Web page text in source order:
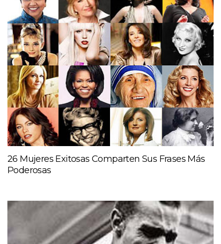
26 Mujeres Exitosas Comparten Sus Frases Más
Poderosas